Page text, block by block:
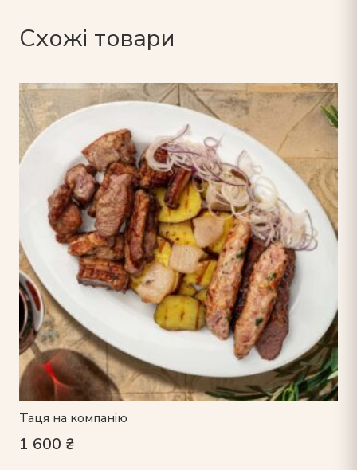
Схожі товари
Таця на компанію
1 600 ₴